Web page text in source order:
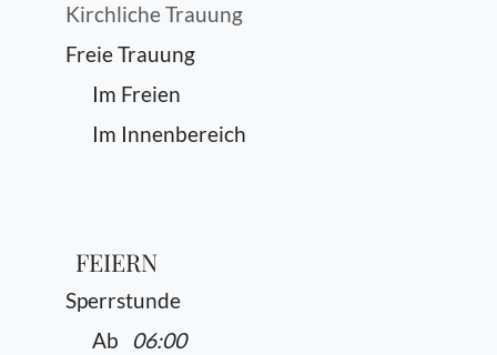
Kirchliche Trauung
Freie Trauung
Im Freien
Im Innenbereich
FEIERN
Sperrstunde
Ab
06:00